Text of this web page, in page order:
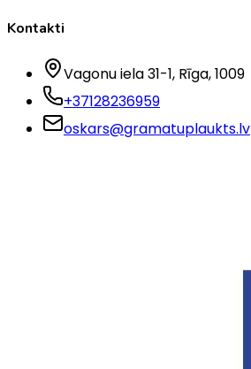
Kontakti
Vagonu iela 31-1, Rīga, 1009
+37128236959
oskars@gramatuplaukts.lv